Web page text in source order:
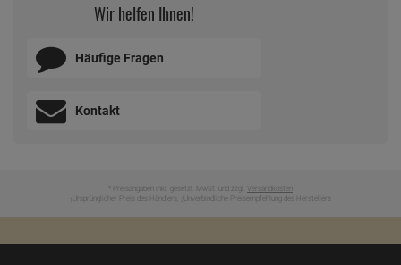
Wir helfen Ihnen!
Häufige Fragen
Kontakt
* Preisangaben inkl. gesetzl. MwSt. und zzgl. Versandkosten
Ursprünglicher Preis des Händlers, Unverbindliche Preisempfehlung des Herstellers